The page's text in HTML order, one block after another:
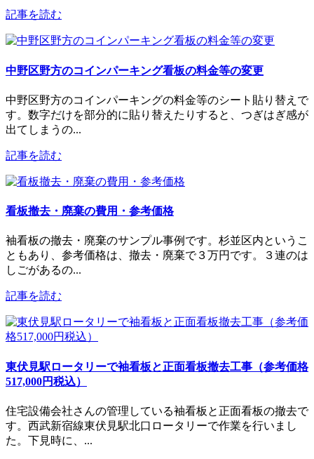
記事を読む
中野区野方のコインパーキング看板の料金等の変更
中野区野方のコインパーキングの料金等のシート貼り替えで
す。数字だけを部分的に貼り替えたりすると、つぎはぎ感が
出てしまうの...
記事を読む
看板撤去・廃棄の費用・参考価格
袖看板の撤去・廃棄のサンプル事例です。杉並区内というこ
ともあり、参考価格は、撤去・廃棄で３万円です。３連のは
しごがあるの...
記事を読む
東伏見駅ロータリーで袖看板と正面看板撤去工事（参考価格
517,000円税込）
住宅設備会社さんの管理している袖看板と正面看板の撤去で
す。西武新宿線東伏見駅北口ロータリーで作業を行いまし
た。下見時に、...